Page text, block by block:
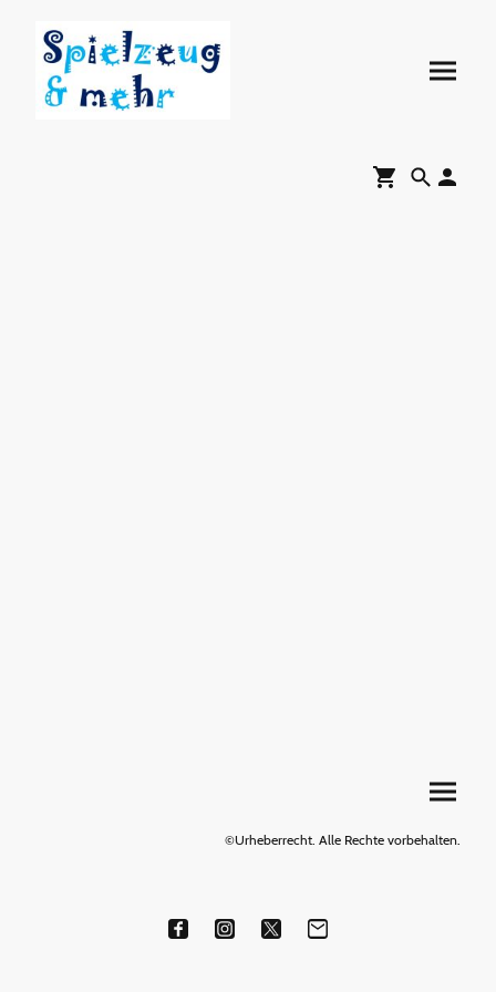
©Urheberrecht. Alle Rechte vorbehalten.